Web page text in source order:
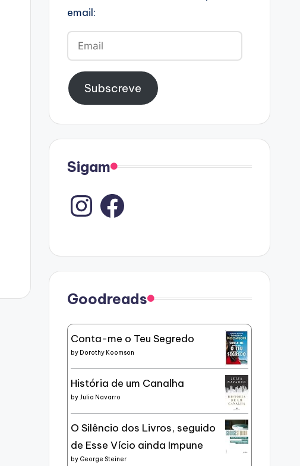
email:
Email
Subscreve
Sigam
Instagram
Goodreads
Conta-me o Teu Segredo
by Dorothy Koomson
História de um Canalha
by Julia Navarro
O Silêncio dos Livros, seguido
de Esse Vício ainda Impune
by George Steiner